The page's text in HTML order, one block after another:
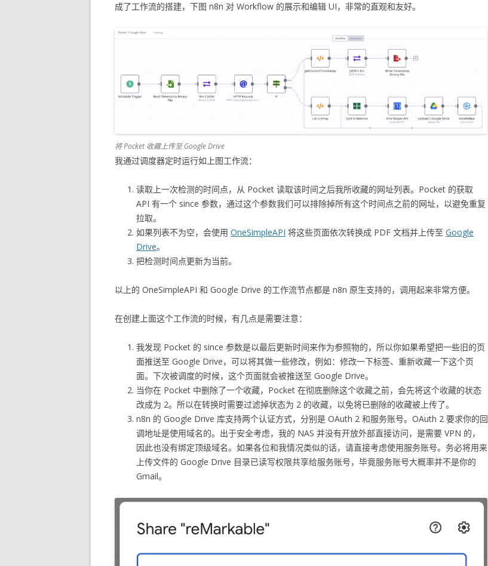
成了工作流的搭建，下图 n8n 对 Workflow 的展示和编辑 UI，非常的直观和友好。
将 Pocket 收藏上传至 Google Drive
我通过调度器定时运行如上图工作流：
读取上一次检测的时间点，从 Pocket 读取该时间之后我所收藏的网址列表。Pocket 的获取
API 有一个 since 参数，通过这个参数我们可以排除掉所有这个时间点之前的网址，以避免重复
拉取。
如果列表不为空，会使用 OneSimpleAPI 将这些页面依次转换成 PDF 文档并上传至 Google
Drive。
把检测时间点更新为当前。
以上的 OneSimpleAPI 和 Google Drive 的工作流节点都是 n8n 原生支持的，调用起来非常方便。
在创建上面这个工作流的时候，有几点是需要注意：
我发现 Pocket 的 since 参数是以最后更新时间来作为参照物的，所以你如果希望把一些旧的页
面推送至 Google Drive，可以将其做一些修改，例如：修改一下标签、重新收藏一下这个页
面。下次被调度的时候，这个页面就会被推送至 Google Drive。
当你在 Pocket 中删除了一个收藏，Pocket 在彻底删除这个收藏之前，会先将这个收藏的状态
改成为 2。所以在转换时需要过滤掉状态为 2 的收藏，以免将已删除的收藏被上传了。
n8n 的 Google Drive 库支持两个认证方式，分别是 OAuth 2 和服务账号。OAuth 2 要求你的回
调地址是使用域名的。出于安全考虑，我的 NAS 并没有开放外部直接访问，是需要 VPN 的，
因此也没有绑定顶级域名。如果各位和我情况类似的话，请直接考虑使用服务账号。务必将用来
上传文件的 Google Drive 目录已读写权限共享给服务账号，毕竟服务账号大概率并不是你的
Gmail。